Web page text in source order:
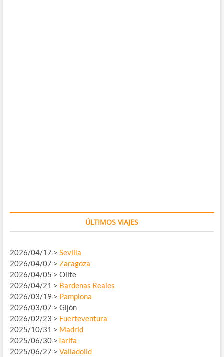
ÚLTIMOS VIAJES
2026/04/17 > Sevilla
2026/04/07 > Zaragoza
2026/04/05 > Olite
2026/04/21 > Bardenas Reales
2026/03/19 > Pamplona
2026/03/07 > Gijón
2026/02/23 > Fuerteventura
2025/10/31 > Madrid
2025/06/30 >Tarifa
2025/06/27 > Valladolid